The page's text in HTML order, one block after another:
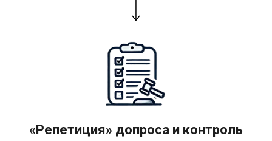
«Репетиция» допроса и контроль